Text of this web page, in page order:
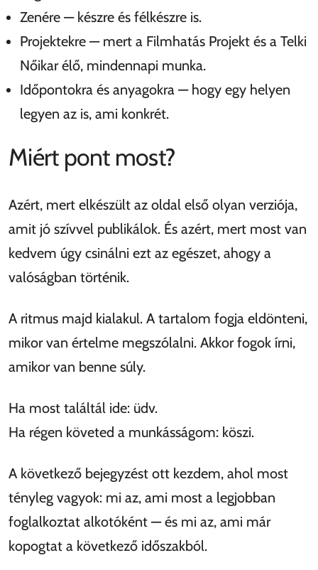
Zenére — készre és félkészre is.
Projektekre — mert a Filmhatás Projekt és a Telki
Nőikar élő, mindennapi munka.
Időpontokra és anyagokra — hogy egy helyen
legyen az is, ami konkrét.
Miért pont most?
Azért, mert elkészült az oldal első olyan verziója,
amit jó szívvel publikálok. És azért, mert most van
kedvem úgy csinálni ezt az egészet, ahogy a
valóságban történik.
A ritmus majd kialakul. A tartalom fogja eldönteni,
mikor van értelme megszólalni. Akkor fogok írni,
amikor van benne súly.
Ha most találtál ide: üdv.
Ha régen követed a munkásságom: köszi.
A következő bejegyzést ott kezdem, ahol most
tényleg vagyok: mi az, ami most a legjobban
foglalkoztat alkotóként — és mi az, ami már
kopogtat a következő időszakból.